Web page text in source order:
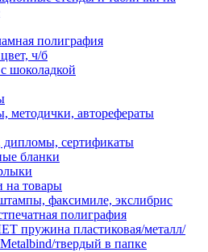
полиграфия
ч/б
шоколадкой
методички, авторефераты
дипломы, сертификаты
бланки
на товары
факсимиле, экслибрис
полиграфия
пружина пластиковая/металл/
твердый в папке